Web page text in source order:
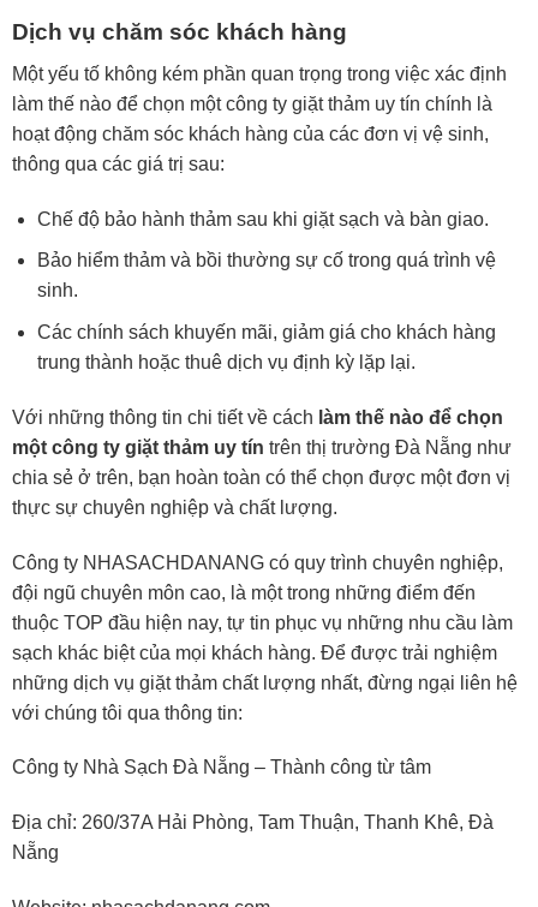
Dịch vụ chăm sóc khách hàng
Một yếu tố không kém phần quan trọng trong việc xác định
làm thế nào để chọn một công ty giặt thảm uy tín chính là
hoạt động chăm sóc khách hàng của các đơn vị vệ sinh,
thông qua các giá trị sau:
Chế độ bảo hành thảm sau khi giặt sạch và bàn giao.
Bảo hiểm thảm và bồi thường sự cố trong quá trình vệ
sinh.
Các chính sách khuyến mãi, giảm giá cho khách hàng
trung thành hoặc thuê dịch vụ định kỳ lặp lại.
Với những thông tin chi tiết về cách làm thế nào để chọn
một công ty giặt thảm uy tín trên thị trường Đà Nẵng như
chia sẻ ở trên, bạn hoàn toàn có thể chọn được một đơn vị
thực sự chuyên nghiệp và chất lượng.
Công ty NHASACHDANANG có quy trình chuyên nghiệp,
đội ngũ chuyên môn cao, là một trong những điểm đến
thuộc TOP đầu hiện nay, tự tin phục vụ những nhu cầu làm
sạch khác biệt của mọi khách hàng. Để được trải nghiệm
những dịch vụ giặt thảm chất lượng nhất, đừng ngại liên hệ
với chúng tôi qua thông tin:
Công ty Nhà Sạch Đà Nẵng – Thành công từ tâm
Địa chỉ: 260/37A Hải Phòng, Tam Thuận, Thanh Khê, Đà
Nẵng